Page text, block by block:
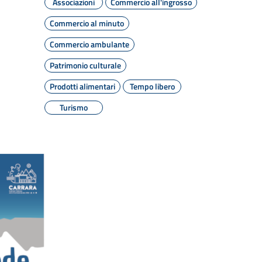
Commercio al minuto
Commercio ambulante
Patrimonio culturale
Prodotti alimentari
Tempo libero
Turismo